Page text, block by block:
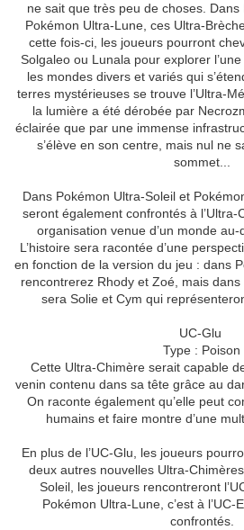
ne sait que très peu de choses.
Pokémon Ultra-Lune, ces Ultra-
cette fois-ci, les joueurs pourront
Solgaleo ou Lunala pour explorer
les mondes divers et variés qui
terres mystérieuses se trouve l’Ultra-
la lumière a été dérobée par
éclairée que par une immense
s’élève en son centre, mais nul ne
sommet...
Dans Pokémon Ultra-Soleil et
seront également confrontés à
organisation venue d’un monde au-
L’histoire sera racontée d’une
en fonction de la version du jeu : dans
rencontrerez Rhody et Zoé, mais
sera Solie et Cym qui
UC-Glu
Type : Poison
Cette Ultra-Chimère serait capable
venin contenu dans sa tête grâce au
On raconte également qu’elle peut
humains et faire montre d’une
En plus de l’UC-Glu, les joueurs
deux autres nouvelles Ultra-
Soleil, les joueurs rencontreront
Pokémon Ultra-Lune, c’est à
confrontés.